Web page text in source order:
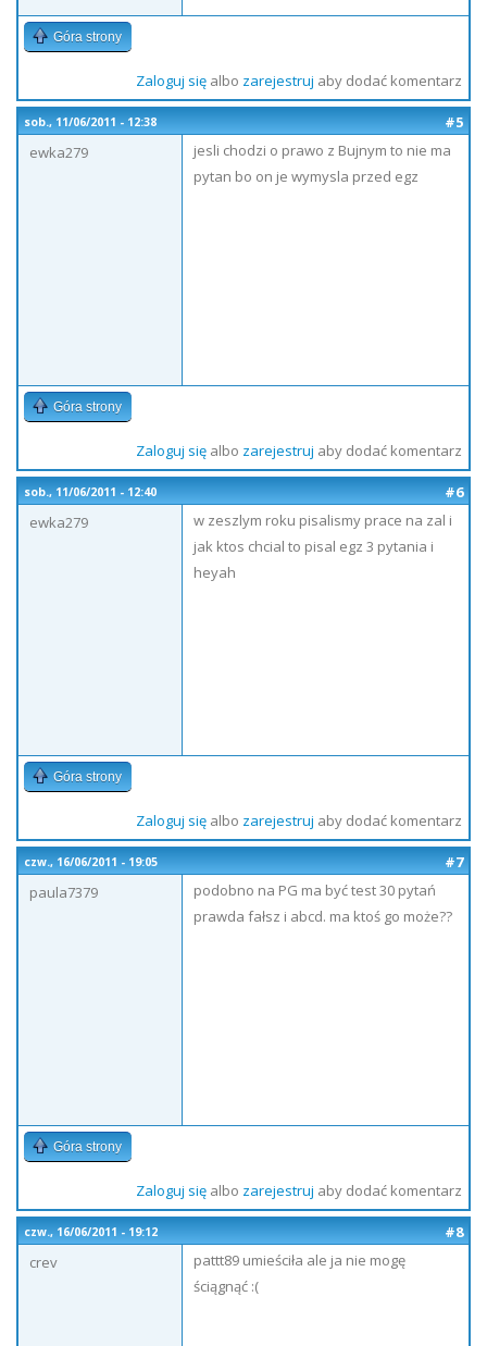
Góra strony
Zaloguj sięalbo zarejestruj aby dodać komentarz
sob., 11/06/2011 - 12:38
#5
ewka279
jesli chodzi o prawo z Bujnym to nie ma
pytan bo on je wymysla przed egz
Góra strony
Zaloguj sięalbo zarejestruj aby dodać komentarz
sob., 11/06/2011 - 12:40
#6
ewka279
w zeszlym roku pisalismy prace na zal i
jak ktos chcial to pisal egz 3 pytania i
heyah
Góra strony
Zaloguj sięalbo zarejestruj aby dodać komentarz
czw., 16/06/2011 - 19:05
#7
paula7379
podobno na PG ma być test 30 pytań
prawda fałsz i abcd. ma ktoś go może??
Góra strony
Zaloguj sięalbo zarejestruj aby dodać komentarz
czw., 16/06/2011 - 19:12
#8
crev
pattt89 umieściła ale ja nie mogę
ściągnąć :(